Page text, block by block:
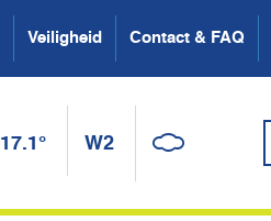
Veiligheid Contact & FAQ
17.1° W2